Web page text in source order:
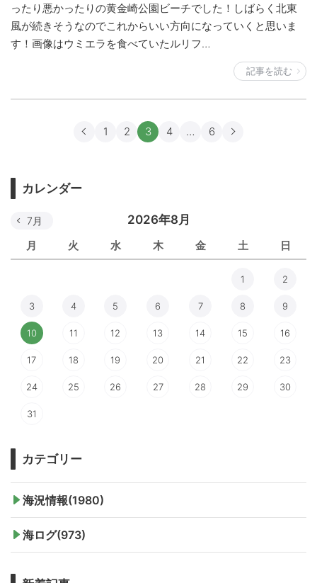
ったり悪かったりの黄金崎公園ビーチでした！しばらく北東
風が続きそうなのでこれからいい方向になっていくと思いま
す！画像はウミエラを食べていたルリフ…
記事を読む
1 2 3 4 … 6
カレンダー
2026年8月
月 火 水 木 金 土 日
7月
1 2
3 4 5 6 7 8 9
10 11 12 13 14 15 16
17 18 19 20 21 22 23
24 25 26 27 28 29 30
31
カテゴリー
海況情報(1980)
海ログ(973)